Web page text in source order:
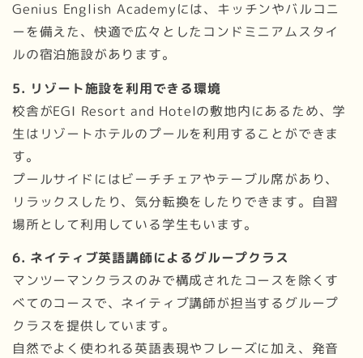
Genius English Academyには、キッチンやバルコニ
ーを備えた、快適で広々としたコンドミニアムスタイ
ルの宿泊施設があります。
5. リゾート施設を利用できる環境
校舎がEGI Resort and Hotelの敷地内にあるため、学
生はリゾートホテルのプールを利用することができま
す。
プールサイドにはビーチチェアやテーブル席があり、
リラックスしたり、気分転換をしたりできます。自習
場所として利用している学生もいます。
6. ネイティブ英語講師によるグループクラス
マンツーマンクラスのみで構成されたコースを除くす
べてのコースで、ネイティブ講師が担当するグループ
クラスを提供しています。
自然でよく使われる英語表現やフレーズに加え、発音